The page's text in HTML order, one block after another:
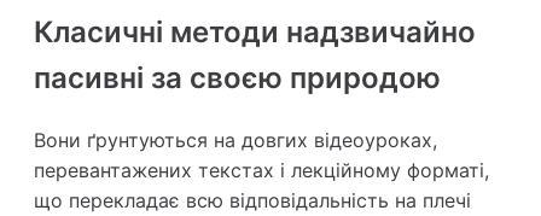
Класичні методи надзвичайно
пасивні за своєю природою
Вони ґрунтуються на довгих відеоуроках,
перевантажених текстах і лекційному форматі,
що перекладає всю відповідальність на плечі